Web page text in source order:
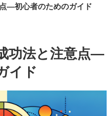
—初心者のためのガイド
功法と注意点—
イド